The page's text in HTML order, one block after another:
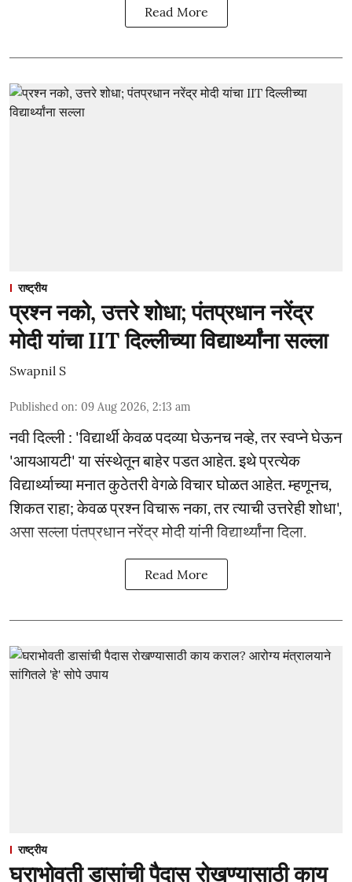
Read More
राष्ट्रीय
प्रश्न नको, उत्तरे शोधा; पंतप्रधान नरेंद्र
मोदी यांचा IIT दिल्लीच्या विद्यार्थ्यांना सल्ला
Swapnil S
Published on: 09 Aug 2026, 2:13 am
नवी दिल्ली : 'विद्यार्थी केवळ पदव्या घेऊनच नव्हे, तर स्वप्ने घेऊन
'आयआयटी' या संस्थेतून बाहेर पडत आहेत. इथे प्रत्येक
विद्यार्थ्याच्या मनात कुठेतरी वेगळे विचार घोळत आहेत. म्हणूनच,
शिकत राहा; केवळ प्रश्न विचारू नका, तर त्याची उत्तरेही शोधा',
असा सल्ला पंतप्रधान नरेंद्र मोदी यांनी विद्यार्थ्यांना दिला.
Read More
राष्ट्रीय
घराभोवती डासांची पैदास रोखण्यासाठी काय